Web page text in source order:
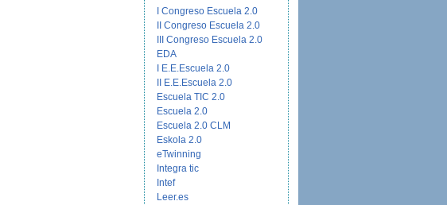
I Congreso Escuela 2.0
II Congreso Escuela 2.0
III Congreso Escuela 2.0
EDA
I E.E.Escuela 2.0
II E.E.Escuela 2.0
Escuela TIC 2.0
Escuela 2.0
Escuela 2.0 CLM
Eskola 2.0
eTwinning
Integra tic
Intef
Leer.es